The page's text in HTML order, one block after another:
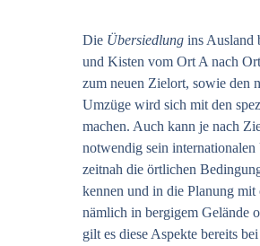
Die Übersiedlung ins Ausland
und Kisten vom Ort A nach
zum neuen Zielort, sowie den
Umzüge wird sich mit den
machen. Auch kann je nach
notwendig sein
zeitnah die örtlichen
kennen und in die Planung
nämlich in bergigem Gelände
gilt es diese Aspekte bereits